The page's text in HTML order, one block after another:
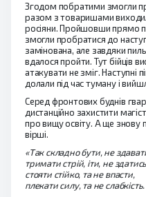
Згодом побратими змогли
разом з товаришами
росіяни. Пройшовши прямо
змогли пробратися до
замінована, але завдяки
вдалося пройти. Тут бійців
атакувати не зміг. Наступні
долали під час туману і
Серед фронтових буднів
дистанційно захистити
про вищу освіту. А ще знову
вірші.
«Так складно бути, не
тримати стрій, іти, не
стояти стійко, та не впасти,
плекати силу, та не слабкість.